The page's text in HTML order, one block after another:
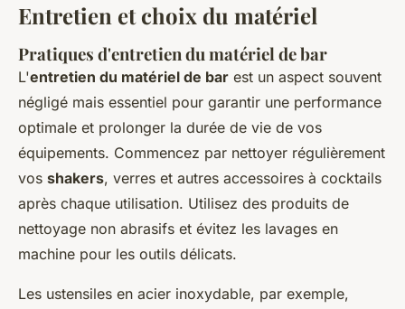
Entretien et choix du matériel
Pratiques d'entretien du matériel de bar
L'entretien du matériel de bar est un aspect souvent
négligé mais essentiel pour garantir une performance
optimale et prolonger la durée de vie de vos
équipements. Commencez par nettoyer régulièrement
vos shakers, verres et autres accessoires à cocktails
après chaque utilisation. Utilisez des produits de
nettoyage non abrasifs et évitez les lavages en
machine pour les outils délicats.
Les ustensiles en acier inoxydable, par exemple,